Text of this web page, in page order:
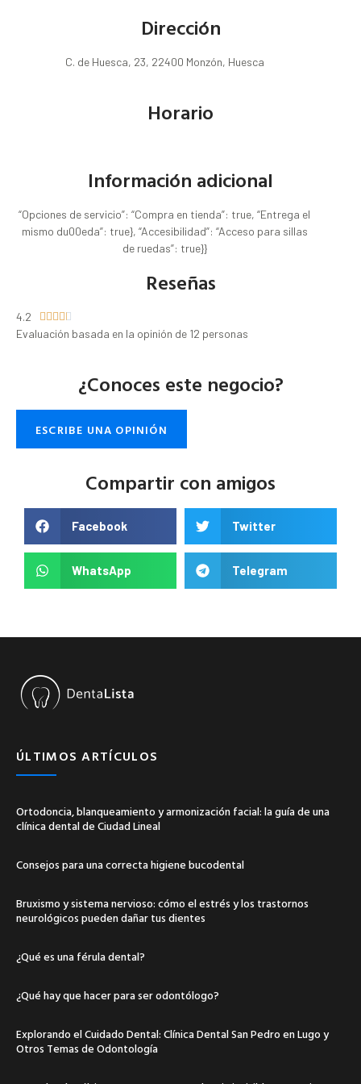
Dirección
C. de Huesca, 23, 22400 Monzón, Huesca
Horario
Información adicional
“Opciones de servicio”: “Compra en tienda”: true, “Entrega el
mismo du00eda”: true}, “Accesibilidad”: “Acceso para sillas
de ruedas”: true}}
Reseñas
4.2     
Evaluación basada en la opinión de 12 personas
¿Conoces este negocio?
ESCRIBE UNA OPINIÓN
Compartir con amigos
Facebook Twitter
WhatsApp Telegram
ÚLTIMOS ARTÍCULOS
Ortodoncia, blanqueamiento y armonización facial: la guía de una
clínica dental de Ciudad Lineal
Consejos para una correcta higiene bucodental
Bruxismo y sistema nervioso: cómo el estrés y los trastornos
neurológicos pueden dañar tus dientes
¿Qué es una férula dental?
¿Qué hay que hacer para ser odontólogo?
Explorando el Cuidado Dental: Clínica Dental San Pedro en Lugo y
Otros Temas de Odontología